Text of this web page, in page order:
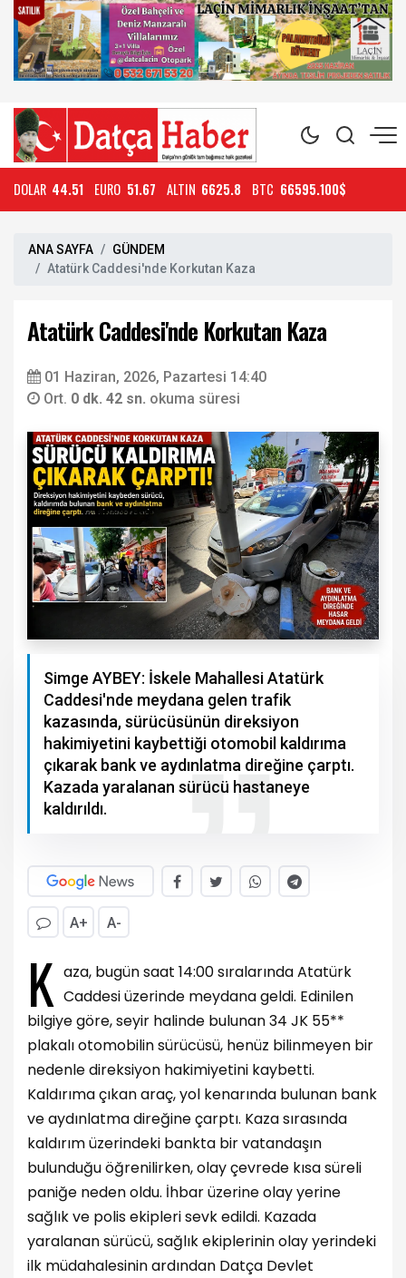
DOLAR 44.51 EURO 51.67 ALTIN 6625.8 BTC 66595.100$
ANA SAYFA
GÜNDEM
Atatürk Caddesi'nde Korkutan Kaza
Atatürk Caddesi'nde Korkutan Kaza
01 Haziran, 2026, Pazartesi 14:40
Ort. 0 dk. 42 sn. okuma süresi
Simge AYBEY: İskele Mahallesi Atatürk
Caddesi'nde meydana gelen trafik
kazasında, sürücüsünün direksiyon
hakimiyetini kaybettiği otomobil kaldırıma
çıkarak bank ve aydınlatma direğine çarptı.
Kazada yaralanan sürücü hastaneye
kaldırıldı.
A+ A-
K aza, bugün saat 14:00 sıralarında Atatürk
Caddesi üzerinde meydana geldi. Edinilen
bilgiye göre, seyir halinde bulunan 34 JK 55**
plakalı otomobilin sürücüsü, henüz bilinmeyen bir
nedenle direksiyon hakimiyetini kaybetti.
Kaldırıma çıkan araç, yol kenarında bulunan bank
ve aydınlatma direğine çarptı. Kaza sırasında
kaldırım üzerindeki bankta bir vatandaşın
bulunduğu öğrenilirken, olay çevrede kısa süreli
paniğe neden oldu. İhbar üzerine olay yerine
sağlık ve polis ekipleri sevk edildi. Kazada
yaralanan sürücü, sağlık ekiplerinin olay yerindeki
ilk müdahalesinin ardından Datça Devlet